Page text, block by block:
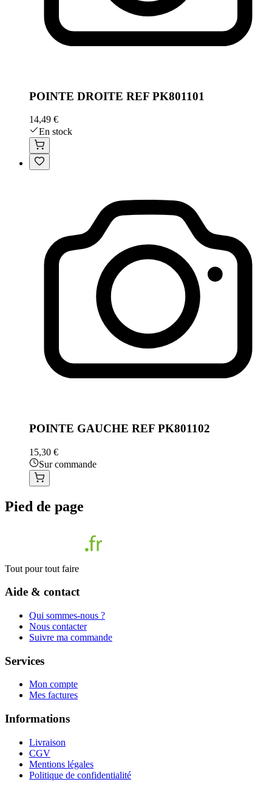
POINTE DROITE REF PK801101
14,49 €
En stock
POINTE GAUCHE REF PK801102
15,30 €
Sur commande
Pied de page
Tout pour tout faire
Aide & contact
Qui sommes-nous ?
Nous contacter
Suivre ma commande
Services
Mon compte
Mes factures
Informations
Livraison
CGV
Mentions légales
Politique de confidentialité